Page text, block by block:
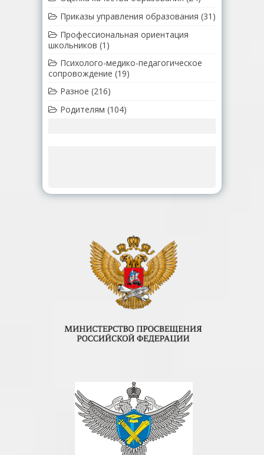
Приказы управления образования (31)
Профессиональная ориентация
школьников (1)
Психолого-медико-педагогическое
сопровождение (19)
Разное (216)
Родителям (104)